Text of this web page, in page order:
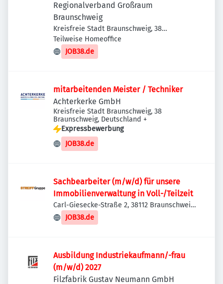
Regionalverband Großraum
Braunschweig
Kreisfreie Stadt Braunschweig, 38
Braunschweig, Deutschland
Teilweise Homeoffice
JOB38.de
mitarbeitenden Meister / Techniker
Achterkerke GmbH
Kreisfreie Stadt Braunschweig, 38
Braunschweig, Deutschland +
Expressbewerbung
JOB38.de
Sachbearbeiter (m/w/d) für unsere
Immobilienverwaltung in Voll-/Teilzeit
Carl-Giesecke-Straße 2, 38112 Braunschweig,
Deutschland
JOB38.de
Ausbildung Industriekaufmann/-frau
(m/w/d) 2027
Filzfabrik Gustav Neumann GmbH